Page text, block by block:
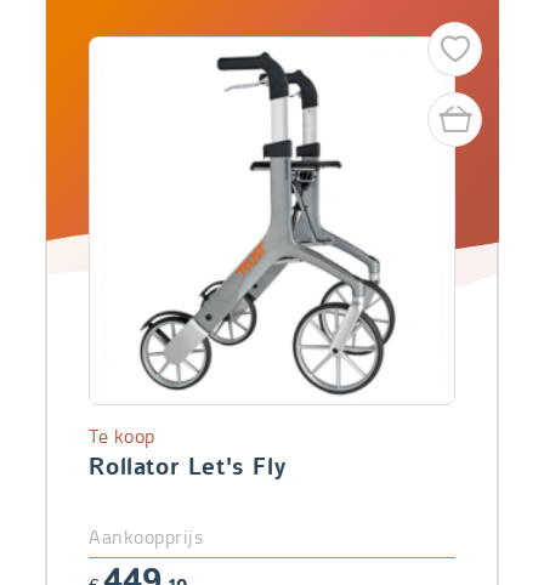
Rollator Let's Fly
Te koop
Aankoopprijs